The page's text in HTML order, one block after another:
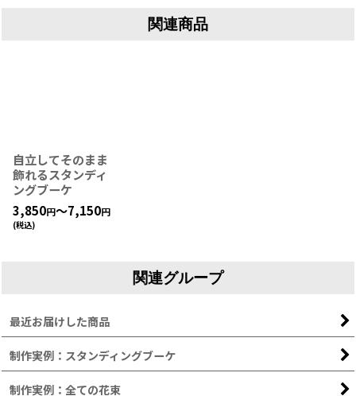
関連商品
自立してそのまま
飾れるスタンディ
ングブーケ
3,850円～7,150円
(税込)
関連グループ
最近お届けした商品
制作実例：スタンディングブーケ
制作実例：全ての花束